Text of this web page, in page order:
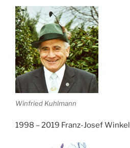
Winfried Kuhlmann
1998 – 2019 Franz-Josef Winkel